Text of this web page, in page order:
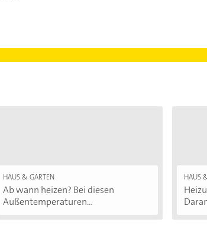
HAUS & GARTEN
Ab wann heizen? Bei diesen
Außentemperaturen...
HAUS